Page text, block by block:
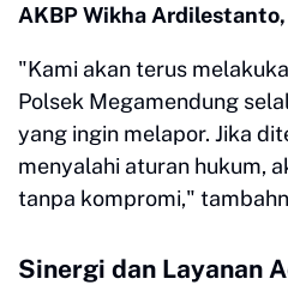
AKBP Wikha
​"Kami akan terus
Polsek Megamendung
yang ingin melapor. Jika
menyalahi aturan hukum,
tanpa kompromi,"
Sinergi dan Layanan